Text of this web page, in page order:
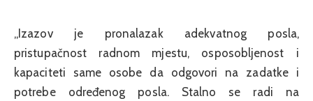
„Izazov je pronalazak adekvatnog posla,
pristupačnost radnom mjestu, osposobljenost i
kapaciteti same osobe da odgovori na zadatke i
potrebe određenog posla. Stalno se radi na